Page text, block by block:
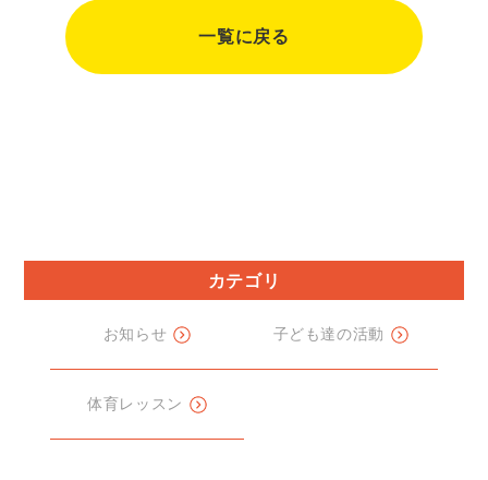
カテゴリ
お知らせ 子ども達の活動
体育レッスン
一覧に戻る